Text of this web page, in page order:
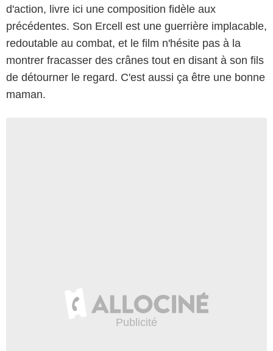
d'action, livre ici une composition fidèle aux
précédentes. Son Ercell est une guerrière implacable,
redoutable au combat, et le film n'hésite pas à la
montrer fracasser des crânes tout en disant à son fils
de détourner le regard. C'est aussi ça être une bonne
maman.